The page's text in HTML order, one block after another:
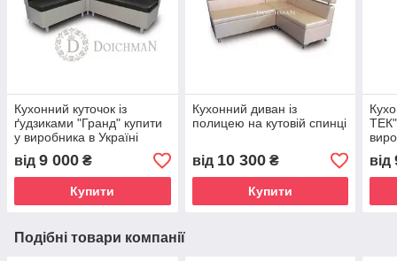
Кухонний куточок із
ґудзиками "Гранд" купити
у виробника в Україні
від 9 000 ₴
Купити
Кухонний диван із
полицею на кутовій спинці
від 10 300₴
Купити
від
Подібні товари компанії